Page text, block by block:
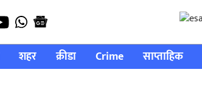
शहर क्रीडा Crime साप्ताहिक